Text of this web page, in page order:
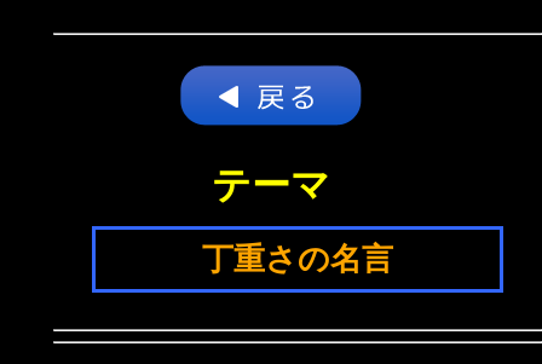
テーマ
丁重さの名言